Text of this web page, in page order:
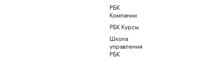
РБК
Компании
РБК Курсы
Школа
управления
РБК